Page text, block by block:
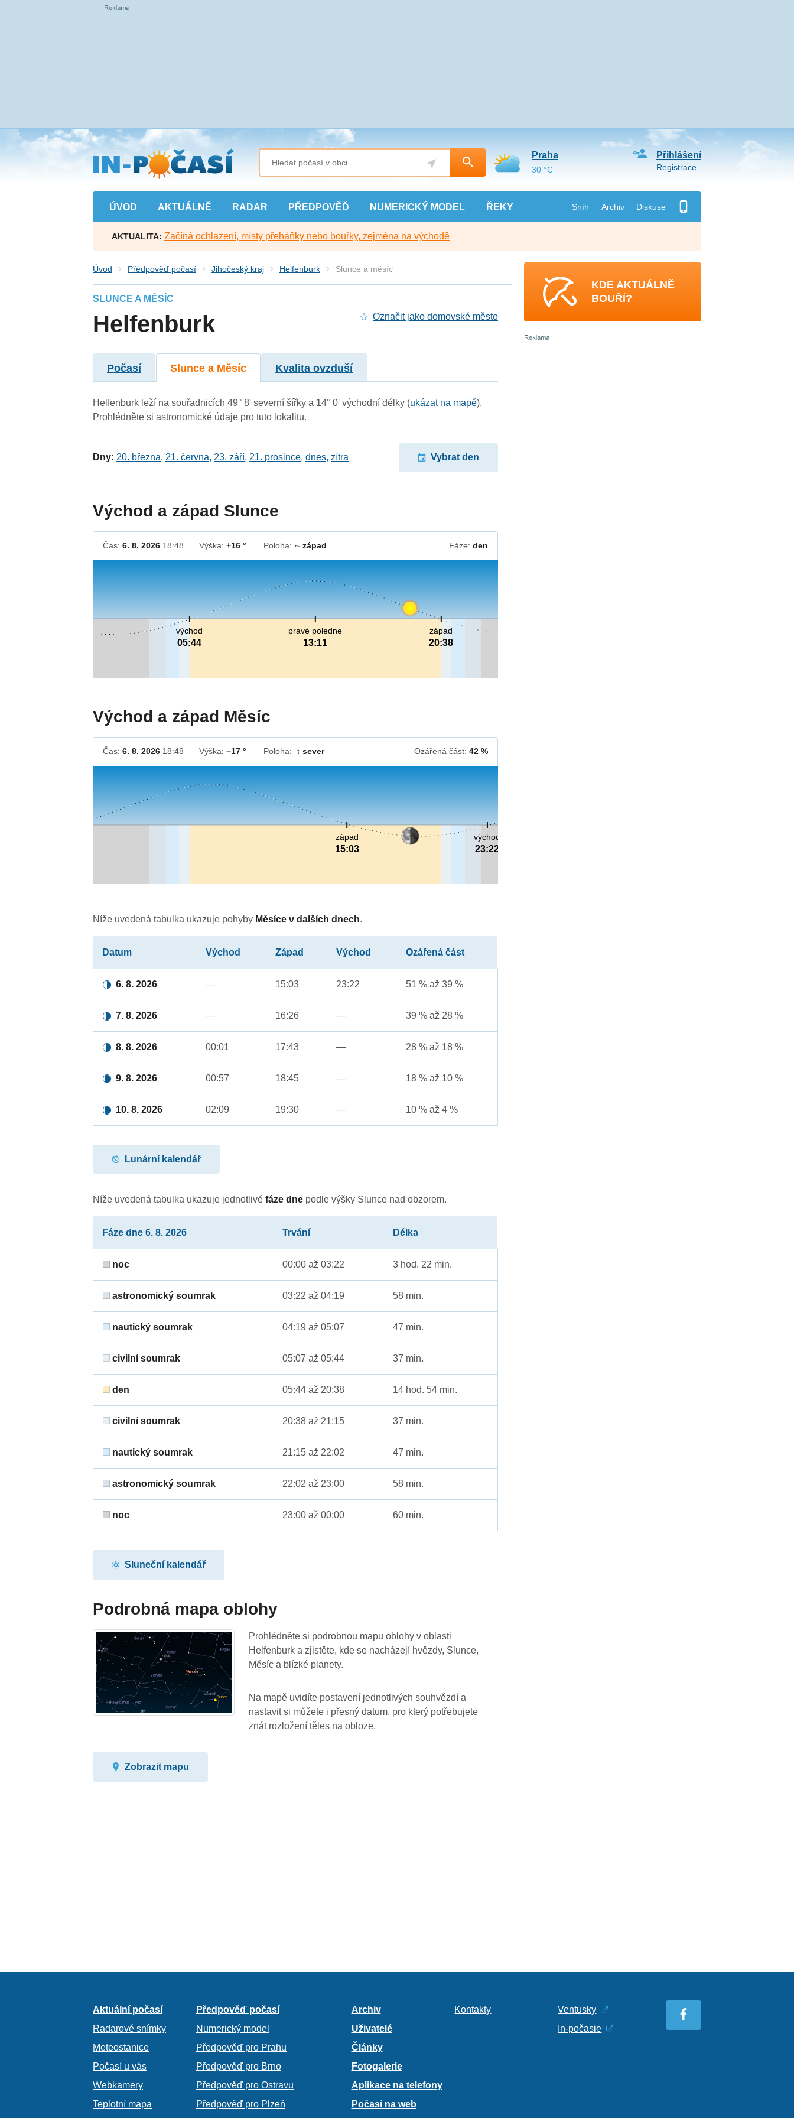
Přejít
na
hlavní
obsah
ÚVOD AKTUÁLNĚ RADAR PŘEDPOVĚĎ NUMERICKÝ MODEL ŘEKY Sníh Archiv Diskuse
Přihlášení
Registrace
Praha
30 °C
AKTUALITA: Začíná ochlazení, místy přeháňky nebo bouřky, zejména na východě
Úvod Předpověď počasí Jihočeský kraj Helfenburk Slunce a měsíc
SLUNCE A MĚSÍC
Helfenburk Označit jako domovské město
Počasí Slunce a Měsíc Kvalita ovzduší
Helfenburk leží na souřadnicích 49° 8' severní šířky a 14° 0' východní délky (ukázat na mapě).
Prohlédněte si astronomické údaje pro tuto lokalitu.
Dny: 20. března, 21. června, 23. září, 21. prosince,dnes,zítra Vybrat den
Východ a západ Slunce
Čas:6. 8. 2026 18:48 Výška:+16 ° Poloha: ↓západ Fáze: den
pravé poledne
13:11
východ
05:44
západ
20:38
Východ a západ Měsíc
Čas:6. 8. 2026 18:48 Výška:−17 ° Poloha: ↓ sever Ozářená část: 42 %
východ
23:22
západ
15:03
Níže uvedená tabulka ukazuje pohyby Měsíce v dalších dnech.
Datum Východ Západ Východ Ozářená část
6. 8. 2026 — 15:03 23:22 51 % až 39 %
7. 8. 2026 — 16:26 — 39 % až 28 %
8. 8. 2026 00:01 17:43 — 28 % až 18 %
9. 8. 2026 00:57 18:45 — 18 % až 10 %
10. 8. 2026 02:09 19:30 — 10 % až 4 %
Lunární kalendář
Níže uvedená tabulka ukazuje jednotlivéfáze dne podle výšky Slunce nad obzorem.
Fáze dne 6. 8. 2026 Trvání Délka
noc 00:00 až 03:22 3 hod. 22 min.
astronomický soumrak 03:22 až 04:19 58 min.
nautický soumrak 04:19 až 05:07 47 min.
civilní soumrak 05:07 až 05:44 37 min.
den 05:44 až 20:38 14 hod. 54 min.
civilní soumrak 20:38 až 21:15 37 min.
nautický soumrak 21:15 až 22:02 47 min.
astronomický soumrak 22:02 až 23:00 58 min.
noc 23:00 až 00:00 60 min.
Sluneční kalendář
Podrobná mapa oblohy
Prohlédněte si podrobnou mapu oblohy v oblasti
Helfenburk a zjistěte, kde se nacházejí hvězdy, Slunce,
Měsíc a blízké planety.
Na mapě uvidíte postavení jednotlivých souhvězdí a
nastavit si můžete i přesný datum, pro který potřebujete
znát rozložení těles na obloze.
Zobrazit mapu
KDE AKTUÁLNĚ
BOUŘÍ?
Aktuální počasí
Radarové snímky
Meteostanice
Počasí u vás
Webkamery
Teplotní mapa
Předpověď počasí
Numerický model
Předpověď pro Prahu
Předpověď pro Brno
Předpověď pro Ostravu
Předpověď pro Plzeň
Archiv
Uživatelé
Články
Fotogalerie
Aplikace na telefony
Počasí na web
Kontakty
Ventusky
In-počasie